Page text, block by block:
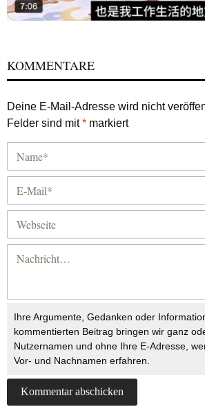
KOMMENTARE
Deine E-Mail-Adresse wird nicht
Felder sind mit* markiert
Ihre Argumente, Gedanken oder
kommentierten Beitrag bringen wir ganz
Nutzernamen und ohne Ihre E-Adresse,
Vor- und Nachnamen erfahren.